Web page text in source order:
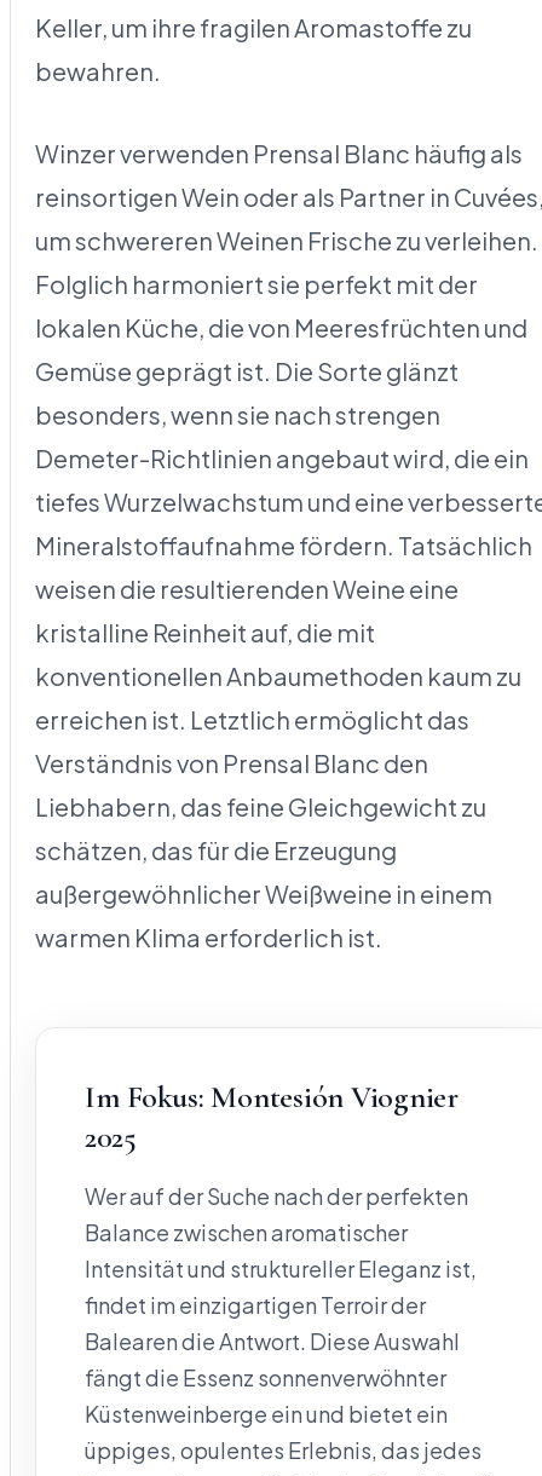
Keller, um ihre fragilen Aromastoffe zu
bewahren.
Winzer verwenden Prensal Blanc häufig als
reinsortigen Wein oder als Partner in
um schwereren Weinen Frische zu verleihen.
Folglich harmoniert sie perfekt mit der
lokalen Küche, die von Meeresfrüchten und
Gemüse geprägt ist. Die Sorte glänzt
besonders, wenn sie nach strengen
Demeter-Richtlinien angebaut wird, die ein
tiefes Wurzelwachstum und eine
Mineralstoffaufnahme fördern. Tatsächlich
weisen die resultierenden Weine eine
kristalline Reinheit auf, die mit
konventionellen Anbaumethoden kaum zu
erreichen ist. Letztlich ermöglicht das
Verständnis von Prensal Blanc den
Liebhabern, das feine Gleichgewicht zu
schätzen, das für die Erzeugung
außergewöhnlicher Weißweine in einem
warmen Klima erforderlich ist.
Im Fokus: Montesión Viognier
2025
Wer auf der Suche nach der perfekten
Balance zwischen aromatischer
Intensität und struktureller Eleganz ist,
findet im einzigartigen Terroir der
Balearen die Antwort. Diese Auswahl
fängt die Essenz sonnenverwöhnter
Küstenweinberge ein und bietet ein
üppiges, opulentes Erlebnis, das jedes